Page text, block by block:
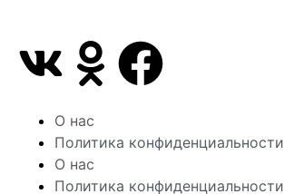
О нас
Политика конфиденциальности
О нас
Политика конфиденциальности